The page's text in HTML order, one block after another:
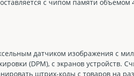
с чипом памяти
датчиком изображения с
(DPM), с экранов устройств.
штрих-коды с товаров на